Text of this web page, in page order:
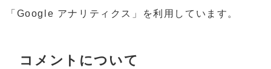
「Google アナリティクス」を利用しています。
コメントについて